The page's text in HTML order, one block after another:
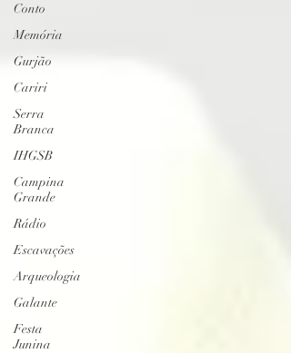
Conto
Memória
Gurjão
Cariri
Serra
Branca
IHGSB
Campina
Grande
Rádio
Escavações
Arqueologia
Galante
Festa
Junina